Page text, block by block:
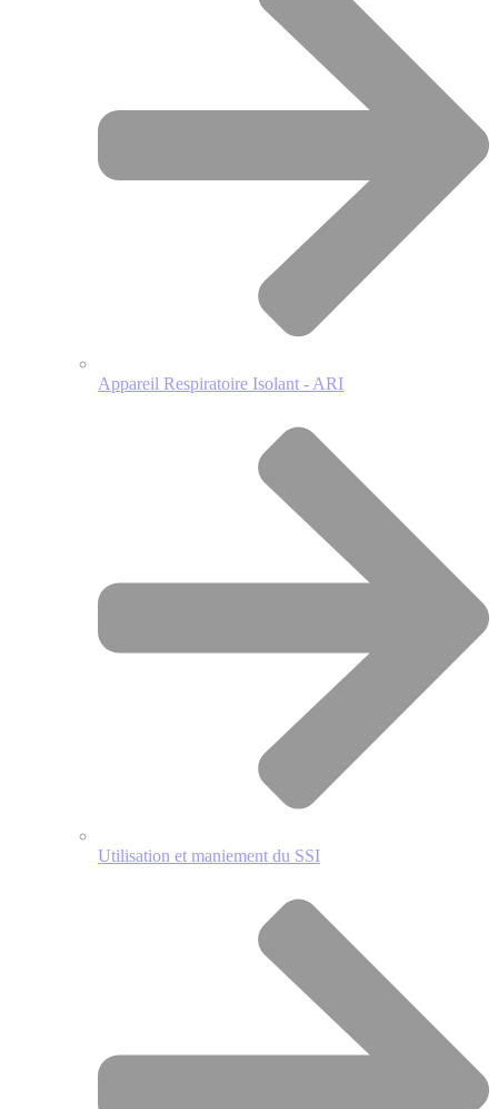
Appareil Respiratoire Isolant - ARI
Utilisation et maniement du SSI